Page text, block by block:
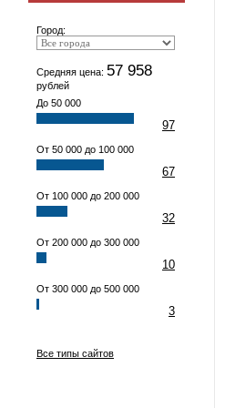
Город:
Средняя цена: 57 958
рублей
До 50 000
97
От 50 000 до 100 000
67
От 100 000 до 200 000
32
От 200 000 до 300 000
10
От 300 000 до 500 000
3
Все типы сайтов